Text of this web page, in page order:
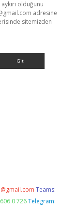
olduğunu
adresine
sitemizden
Teams:
0 726 Telegram: